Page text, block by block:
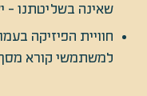
שאינה בשליטתנו -
חוויית הפיזיקה
למשתמשי קורא